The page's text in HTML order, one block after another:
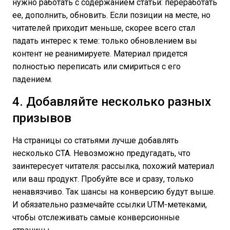
нужно работать с содержанием статьи: переработать
ее, дополнить, обновить. Если позиции на месте, но
читателей приходит меньше, скорее всего стал
падать интерес к теме: только обновлением вы
контент не реанимируете. Материал придется
полностью переписать или смириться с его
падением.
4. Добавляйте несколько разных
призывов
На страницы со статьями лучше добавлять
несколько CTA. Невозможно предугадать, что
заинтересует читателя: рассылка, похожий материал
или ваш продукт. Пробуйте все и сразу, только
ненавязчиво. Так шансы на конверсию будут выше.
И обязательно размечайте ссылки UTM-метеками,
чтобы отслеживать самые конверсионные